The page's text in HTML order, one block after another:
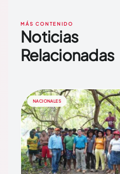
MÁS CONTENIDO
Noticias
Relacionadas
NACIONALES